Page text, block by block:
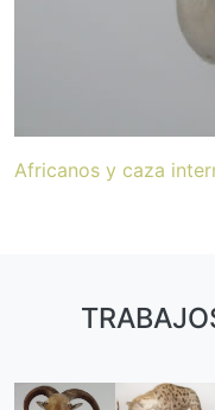
Africanos y caza